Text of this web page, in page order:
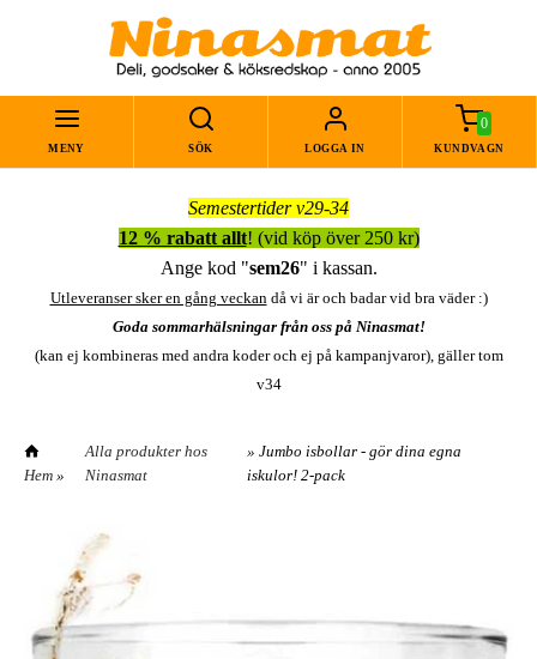
MENY SÖK LOGGA IN
0
KUNDVAGN
Semestertider v29-34
12 % rabatt allt! (vid köp över 250 kr)
Ange kod "sem26" i kassan.
Utleveranser sker en gång veckandå vi är och badar vid bra väder :)
Goda sommarhälsningar från oss på Ninasmat!
(kan ej kombineras med andra koder och ej på kampanjvaror), gäller tom
v34
Hem »
Alla produkter hos
Ninasmat
» Jumbo isbollar - gör dina egna
iskulor! 2-pack